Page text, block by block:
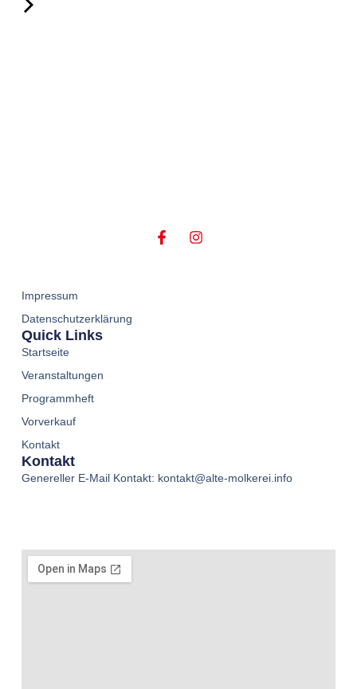
Impressum
Datenschutzerklärung
Quick Links
Startseite
Veranstaltungen
Programmheft
Vorverkauf
Kontakt
Kontakt
Genereller E-Mail Kontakt: kontakt@alte-molkerei.info